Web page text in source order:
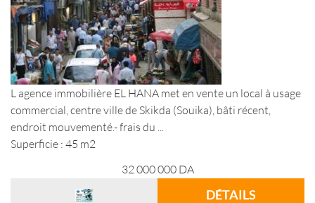
L agence immobilière EL HANA met en vente un local à usage
commercial, centre ville de Skikda (Souika), bâti récent,
endroit mouvementé.- frais du ...
Superficie : 45 m2
32 000 000 DA
DÉTAILS